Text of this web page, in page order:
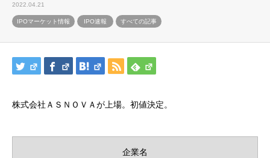
2022.04.21
IPOマーケット情報 IPO速報 すべての記事
株式会社ＡＳＮＯＶＡが上場。初値決定。
企業名